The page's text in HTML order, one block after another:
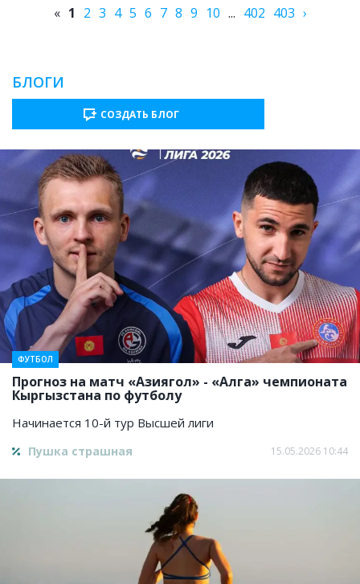
« 1 2 3 4 5 6 7 8 9 10 ... 402 403 ›
БЛОГИ
СОЗДАТЬ БЛОГ
Прогноз на матч «Азиягол» - «Алга» чемпионата
Кыргызстана по футболу
ФУТБОЛ
Начинается 10-й тур Высшей лиги
Пушка страшная 15.05.2026 10:44